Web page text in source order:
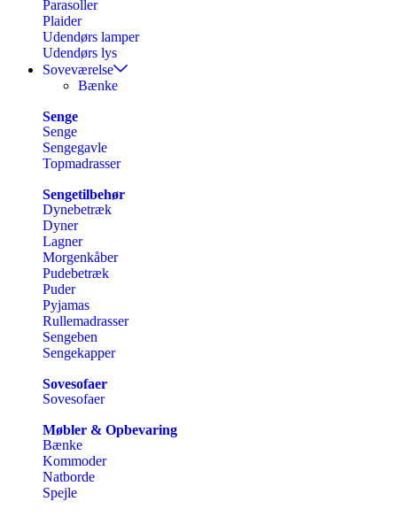
Parasoller
Plaider
Udendørs lamper
Udendørs lys
Soveværelse
Bænke
Senge
Senge
Sengegavle
Topmadrasser
Sengetilbehør
Dynebetræk
Dyner
Lagner
Morgenkåber
Pudebetræk
Puder
Pyjamas
Rullemadrasser
Sengeben
Sengekapper
Sovesofaer
Sovesofaer
Møbler & Opbevaring
Bænke
Kommoder
Natborde
Spejle